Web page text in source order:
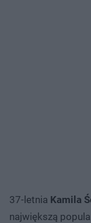
37-letnia Kamila
największą